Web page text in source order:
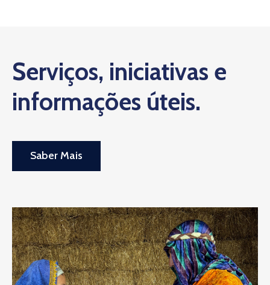
Serviços, iniciativas e
informações úteis.
Saber Mais